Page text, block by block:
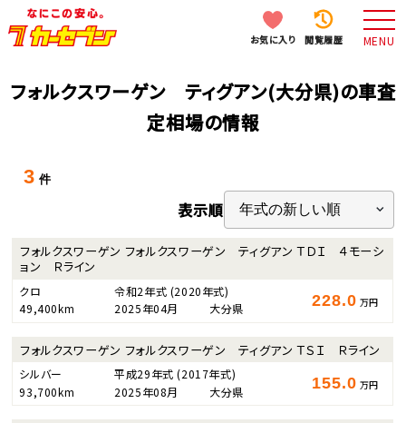
お気に入り 閲覧履歴 MENU
フォルクスワーゲン ティグアン(大分県)の車査
定相場の情報
3 件
表示順
フォルクスワーゲン フォルクスワーゲン ティグアン ＴＤＩ ４モーシ
ョン Ｒライン
クロ 令和2年式 (2020年式)
49,400km
2025年04月 大分県 228.0 万円
フォルクスワーゲン フォルクスワーゲン ティグアン ＴＳＩ Ｒライン
シルバー 平成29年式(2017年式)
93,700km
2025年08月 大分県 155.0 万円